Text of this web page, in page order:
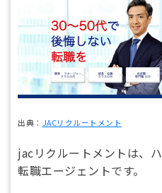
出典： JACリクルートメント
jacリクルートメントは、
転職エージェントです。